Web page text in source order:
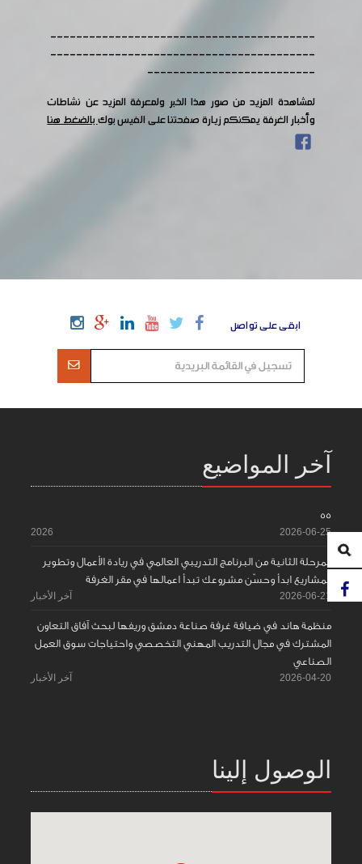
-----------------------------------------
-----------------------------------------
--------------------------
لمشاهدة المزيد من صور هذا الخبر ولمعرفة المزيد عن نشاطات
وأخبار الغرفة يمكنكم زيارة صفحتنا على الفيس بوكبالضغط هنا
ابقى على تواصل
آخر المواضيع
55
2026-06-25
2026
المرحلة الثانية من البرنامج التدريبي العالمي في ريادة الأعمال وتطوير
المشاريع ابدأ وحسّن مشروعك تبدأ اعمالها في مقر الغرفة
2026-06-21 آخر الأخبار
منظمة هاند في ضيافة غرفة صناعة دمشق وريفها لبحث آفاق التعاون
المشترك في مجال التدريب المهني التخصصي واحتياجات سوق العمل
الصناعي
2026-04-20 آخر الأخبار
الوصول إلينا